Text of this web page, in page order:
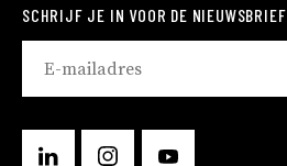
SCHRIJF JE IN VOOR DE NIEUWSBRIEF